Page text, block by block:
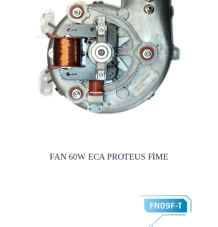
FAN 60W ECA PROTEUS FİME